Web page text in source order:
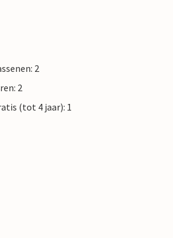
drie kilometer lang schiereiland
1226 bij Lübeck. Strandplezier,
en avontuur direct voor de deur
zijn voorbeelden van
is vergelijkbaar, maar niet
van het appartement kan variëren.
in deze duinvilla: DTR213-222
2
2
(tot 4 jaar): 1